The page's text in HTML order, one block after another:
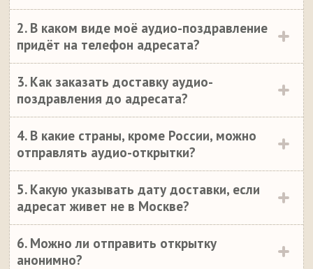
2. В каком виде моё аудио-поздравление
придёт на телефон адресата?
3. Как заказать доставку аудио-
поздравления до адресата?
4. В какие страны, кроме России, можно
отправлять аудио-открытки?
5. Какую указывать дату доставки, если
адресат живет не в Москве?
6. Можно ли отправить открытку
анонимно?